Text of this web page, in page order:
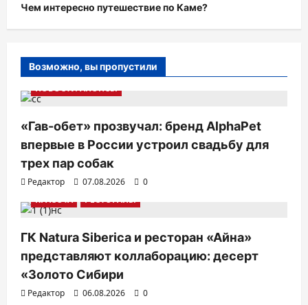
Чем интересно путешествие по Каме?
Возможно, вы пропустили
НОВОСТИ АНОНСЫ
«Гав-обет» прозвучал: бренд AlphaPet
впервые в России устроил свадьбу для
трех пар собак
Редактор 07.08.2026
0
КРАСОТА
РЕСТОРАНЫ
ГК Natura Siberica и ресторан «Айна»
представляют коллаборацию: десерт
«Золото Сибири
Редактор 06.08.2026 0